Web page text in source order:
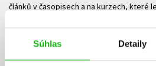
Súhlas Detaily
článků v časopisech a na kurzech, které
Súbory na stiahnutie